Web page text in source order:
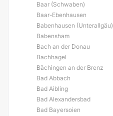
Baar (Schwaben)
Baar-Ebenhausen
Babenhausen (Unterallgäu)
Babensham
Bach an der Donau
Bachhagel
Bächingen an der Brenz
Bad Abbach
Bad Aibling
Bad Alexandersbad
Bad Bayersoien